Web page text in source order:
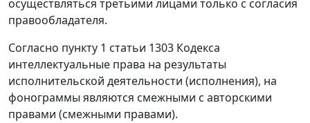
осуществляться третьими лицами только с согласия
правообладателя.
Согласно пункту 1 статьи 1303 Кодекса
интеллектуальные права на результаты
исполнительской деятельности (исполнения), на
фонограммы являются смежными с авторскими
правами (смежными правами).